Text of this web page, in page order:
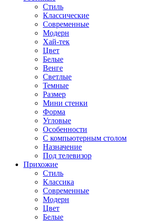
Стиль
Классические
Современные
Модерн
Хай-тек
Цвет
Белые
Венге
Светлые
Темные
Размер
Мини стенки
Форма
Угловые
Особенности
С компьютерным столом
Назначение
Под телевизор
Прихожие
Стиль
Классика
Современные
Модерн
Цвет
Белые